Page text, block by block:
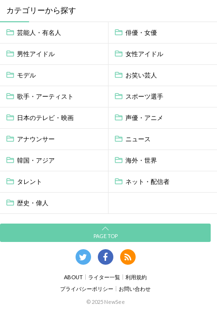
カテゴリーから探す
芸能人・有名人 俳優・女優
男性アイドル 女性アイドル
モデル お笑い芸人
歌手・アーティスト スポーツ選手
日本のテレビ・映画 声優・アニメ
アナウンサー ニュース
韓国・アジア 海外・世界
タレント ネット・配信者
歴史・偉人
PAGE TOP
ABOUT ライター一覧
利用規約
プライバシーポリシー
お問い合わせ
© 2025 NewSee